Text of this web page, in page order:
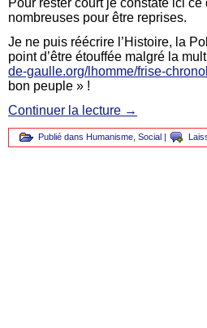
nombreuses pour être reprises.
Je ne puis réécrire l’Histoire, la
point d’être étouffée malgré la
de-gaulle.org/lhomme/frise-
bon peuple » !
Continuer la lecture →
Publié dans Humanisme Social |